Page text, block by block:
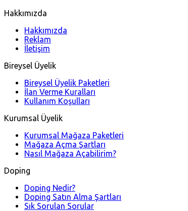
Hakkımızda
Hakkımızda
Reklam
İletişim
Bireysel Üyelik
Bireysel Üyelik Paketleri
İlan Verme Kuralları
Kullanım Koşulları
Kurumsal Üyelik
Kurumsal Mağaza Paketleri
Mağaza Açma Şartları
Nasıl Mağaza Açabilirim?
Doping
Doping Nedir?
Doping Satın Alma Şartları
Sık Sorulan Sorular